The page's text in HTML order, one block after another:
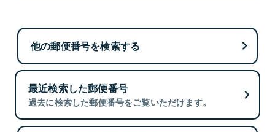
他の郵便番号を検索する
最近検索した郵便番号
過去に検索した郵便番号をご覧いただけます。